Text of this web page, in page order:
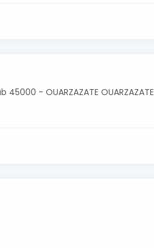
- OUARZAZATE OUARZAZATE